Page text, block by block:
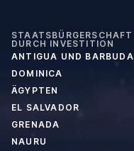
STAATSBÜRGERSCHAFT
DURCH INVESTITION
ANTIGUA UND BARBUDA
DOMINICA
ÄGYPTEN
EL SALVADOR
GRENADA
NAURU